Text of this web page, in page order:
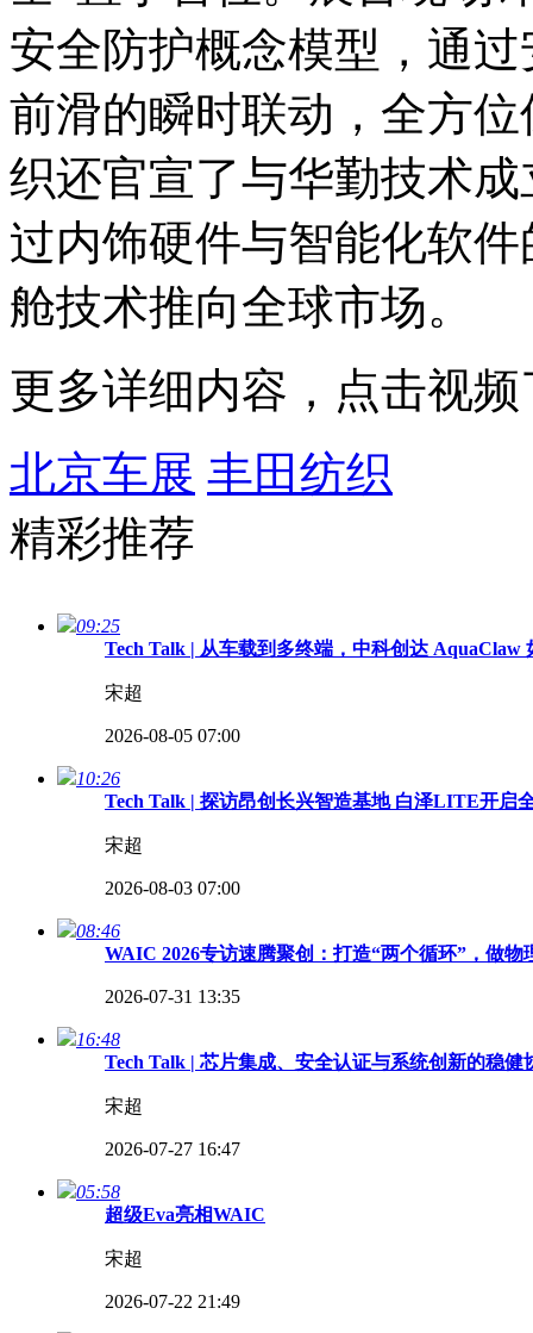
安全防护概念模型，通
前滑的瞬时联动，全方
织还官宣了与华勤技术
过内饰硬件与智能化软
舱技术推向全球市场。
更多详细内容，点击视
北京车展 丰田纺织
精彩推荐
09:25
Tech Talk | 从车载到多终端，中科创达 AquaClaw
宋超
2026-08-05 07:00
10:26
Tech Talk | 探访昂创长兴智造基地 白泽LITE开启
宋超
2026-08-03 07:00
08:46
WAIC 2026专访速腾聚创：打造“两个循环”，做
2026-07-31 13:35
16:48
Tech Talk | 芯片集成、安全认证与系统创新的稳
宋超
2026-07-27 16:47
05:58
超级Eva亮相WAIC
宋超
2026-07-22 21:49